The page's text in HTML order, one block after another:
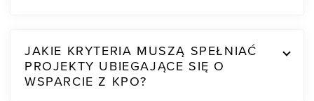
JAKIE KRYTERIA MUSZĄ SPEŁNIAĆ
PROJEKTY UBIEGAJĄCE SIĘ O
WSPARCIE Z KPO?